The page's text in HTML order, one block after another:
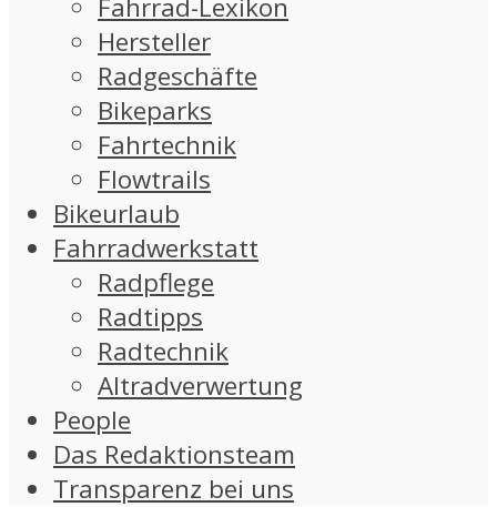
Fahrrad-Lexikon
Hersteller
Radgeschäfte
Bikeparks
Fahrtechnik
Flowtrails
Bikeurlaub
Fahrradwerkstatt
Radpflege
Radtipps
Radtechnik
Altradverwertung
People
Das Redaktionsteam
Transparenz bei uns